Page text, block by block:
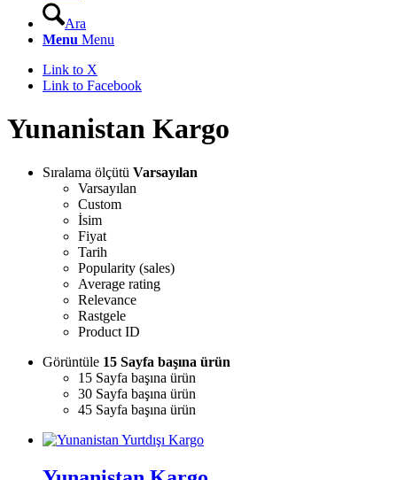
Ara
Menu Menu
Link to X
Link to Facebook
Yunanistan Kargo
Sıralama ölçütü Varsayılan
Varsayılan
Custom
İsim
Fiyat
Tarih
Popularity (sales)
Average rating
Relevance
Rastgele
Product ID
Görüntüle 15 Sayfa başına ürün
15 Sayfa başına ürün
30 Sayfa başına ürün
45 Sayfa başına ürün